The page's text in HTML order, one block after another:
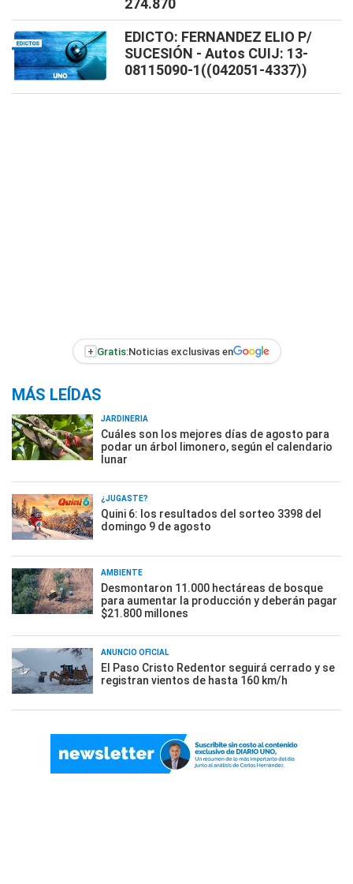
274.870
EDICTO: FERNANDEZ ELIO P/
SUCESIÓN - Autos CUIJ: 13-
08115090-1((042051-4337))
+ Gratis:Noticias exclusivas en
MÁS LEÍDAS
JARDINERÍA
Cuáles son los mejores días de agosto para
podar un árbol limonero, según el calendario
lunar
¿JUGASTE?
Quini 6: los resultados del sorteo 3398 del
domingo 9 de agosto
AMBIENTE
Desmontaron 11.000 hectáreas de bosque
para aumentar la producción y deberán pagar
$21.800 millones
ANUNCIO OFICIAL
El Paso Cristo Redentor seguirá cerrado y se
registran vientos de hasta 160 km/h